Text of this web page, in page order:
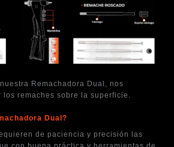
Remachadora Dual, nos
los remaches sobre la superficie.
Dual?
de paciencia y precisión las